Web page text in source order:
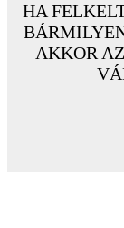
HA
AKKOR